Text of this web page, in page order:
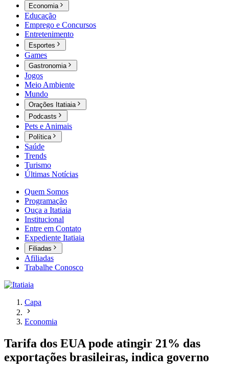
Economia
Educação
Emprego e Concursos
Entretenimento
Esportes
Games
Gastronomia
Jogos
Meio Ambiente
Mundo
Orações Itatiaia
Podcasts
Pets e Animais
Política
Saúde
Trends
Turismo
Últimas Notícias
Quem Somos
Programação
Ouça a Itatiaia
Institucional
Entre em Contato
Expediente Itatiaia
Filiadas
Afiliadas
Trabalhe Conosco
Capa
Economia
Tarifa dos EUA pode atingir 21% das
exportações brasileiras, indica governo